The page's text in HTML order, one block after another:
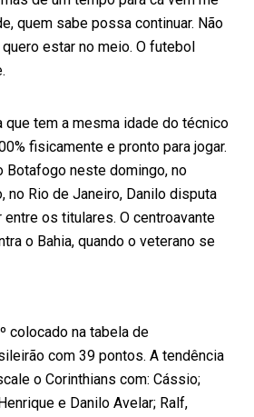
quem sabe possa continuar. Não
estar no meio. O futebol
que tem a mesma idade do técnico
fisicamente e pronto para jogar.
Botafogo neste domingo, no
no Rio de Janeiro, Danilo disputa
entre os titulares. O centroavante
o Bahia, quando o veterano se
colocado na tabela de
com 39 pontos. A tendência
o Corinthians com: Cássio;
e Danilo Avelar; Ralf,